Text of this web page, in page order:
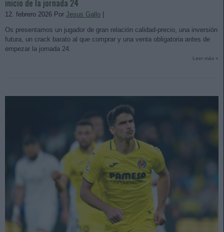
inicio de la jornada 24
12. febrero 2026 Por Jesus Gallo |
Os presentamos un jugador de gran relación calidad-precio, una inversión
futura, un crack barato al que comprar y una venta obligatoria antes de
empezar la jornada 24.
Leer más »